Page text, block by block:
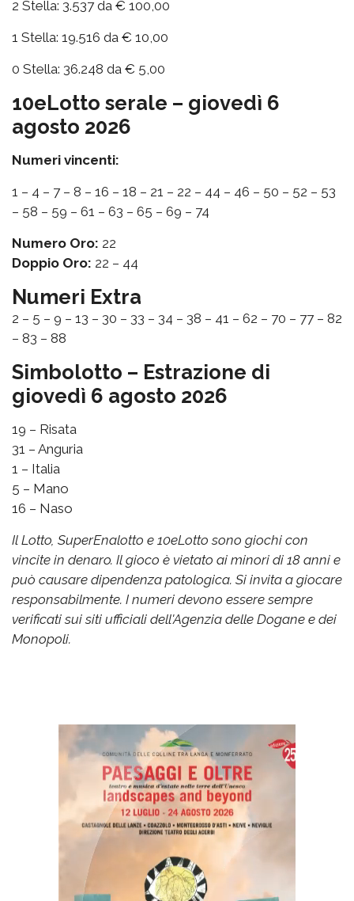
2 Stella: 3.537 da € 100,00
1 Stella: 19.516 da € 10,00
0 Stella: 36.248 da € 5,00
10eLotto serale – giovedì 6
agosto 2026
Numeri vincenti:
1 – 4 – 7 – 8 – 16 – 18 – 21 – 22 – 44 – 46 – 50 – 52 – 53
– 58 – 59 – 61 – 63 – 65 – 69 – 74
Numero Oro: 22
Doppio Oro: 22 – 44
Numeri Extra
2 – 5 – 9 – 13 – 30 – 33 – 34 – 38 – 41 – 62 – 70 – 77 – 82
– 83 – 88
Simbolotto – Estrazione di
giovedì 6 agosto 2026
19 – Risata
31 – Anguria
1 – Italia
5 – Mano
16 – Naso
Il Lotto, SuperEnalotto e 10eLotto sono giochi con
vincite in denaro. Il gioco è vietato ai minori di 18 anni e
può causare dipendenza patologica. Si invita a giocare
responsabilmente. I numeri devono essere sempre
verificati sui siti ufficiali dell'Agenzia delle Dogane e dei
Monopoli.